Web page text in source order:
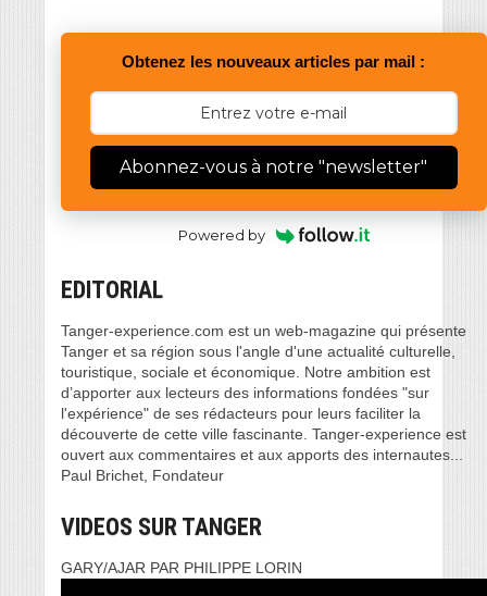
Obtenez les nouveaux articles par mail :
Abonnez-vous à notre "newsletter"
Powered by
EDITORIAL
Tanger-experience.com est un web-magazine qui présente
Tanger et sa région sous l'angle d'une actualité culturelle,
touristique, sociale et économique. Notre ambition est
d’apporter aux lecteurs des informations fondées "sur
l'expérience" de ses rédacteurs pour leurs faciliter la
découverte de cette ville fascinante. Tanger-experience est
ouvert aux commentaires et aux apports des internautes...
Paul Brichet, Fondateur
VIDEOS SUR TANGER
GARY/AJAR PAR PHILIPPE LORIN